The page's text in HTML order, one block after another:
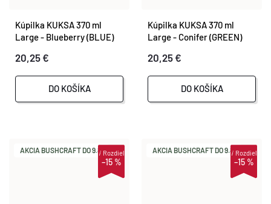
Kúpilka KUKSA 370 ml
Large - Blueberry (BLUE)
20,25 €
DO KOŠÍKA
Kúpilka KUKSA 370 ml
Large - Conifer (GREEN)
20,25 €
DO KOŠÍKA
AKCIA BUSHCRAFT DO 9.8.
–15 %
iRozdiel AKCIA BUSHCRAFT DO 9.8.
–15 %
iRozdiel